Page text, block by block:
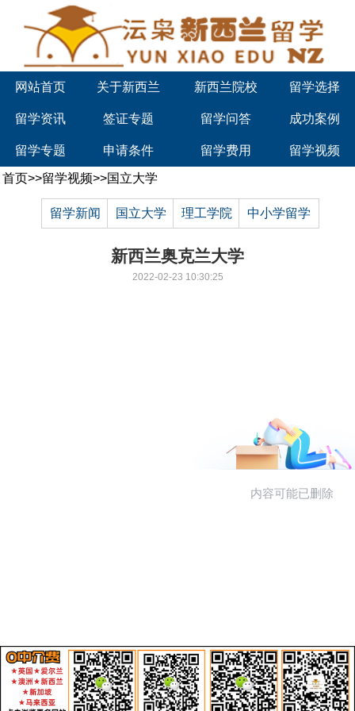
网站首页 关于新西兰 新西兰院校 留学选择
留学资讯 签证专题 留学问答 成功案例
留学专题 申请条件 留学费用 留学视频
首页>>留学视频>>国立大学
留学新闻 国立大学 理工学院 中小学留学
新西兰奥克兰大学
2022-02-23 10:30:25